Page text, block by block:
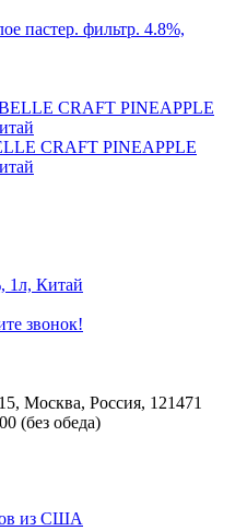
пастер. фильтр. 4.8%,
CRAFT PINEAPPLE
1л, Китай
звонок!
Москва, Россия, 121471
(без обеда)
из США